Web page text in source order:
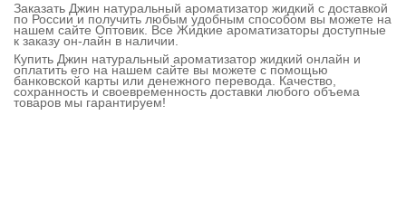
Заказать Джин натуральный ароматизатор жидкий с доставкой
по России и получить любым удобным способом вы можете на
нашем сайте Оптовик. Все Жидкие ароматизаторы доступные
к заказу он-лайн в наличии.
Купить Джин натуральный ароматизатор жидкий онлайн и
оплатить его на нашем сайте вы можете с помощью
банковской карты или денежного перевода. Качество,
сохранность и своевременность доставки любого объема
товаров мы гарантируем!